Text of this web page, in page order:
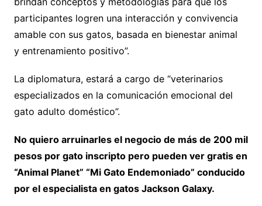
participantes logren una interacción y convivencia
amable con sus gatos, basada en bienestar animal
y entrenamiento positivo”.
La diplomatura, estará a cargo de “veterinarios
especializados en la comunicación emocional del
gato adulto doméstico”.
No quiero arruinarles el negocio de más de 200 mil
pesos por gato inscripto pero pueden ver gratis en
“Animal Planet” “Mi Gato Endemoniado” conducido
por el especialista en gatos Jackson Galaxy.